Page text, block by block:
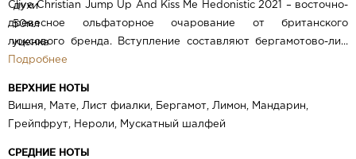
Clive Christian Jump Up And Kiss Me Hedonistic 2021 – восточно-
древесное ольфаторное очарование от британского
люксового бренда. Вступление составляют бергамотово-ли...
Подробнее
ВЕРХНИЕ НОТЫ
Вишня, Мате, Лист фиалки, Бергамот, Лимон, Мандарин,
Грейпфрут, Нероли, Мускатный шалфей
СРЕДНИЕ НОТЫ